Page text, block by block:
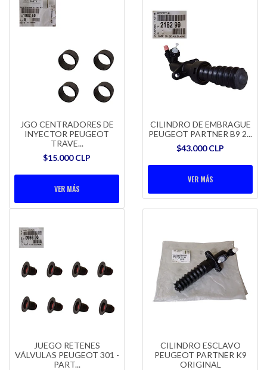
JGO CENTRADORES DE
INYECTOR PEUGEOT
TRAVE...
$15.000 CLP
VER MÁS
CILINDRO DE EMBRAGUE
PEUGEOT PARTNER B9 2...
$43.000 CLP
VER MÁS
JUEGO RETENES
VÁLVULAS PEUGEOT 301 -
PART...
CILINDRO ESCLAVO
PEUGEOT PARTNER K9
ORIGINAL